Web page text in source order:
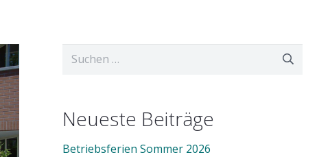
Suchen
nach:
Neueste Beiträge
Betriebsferien Sommer 2026